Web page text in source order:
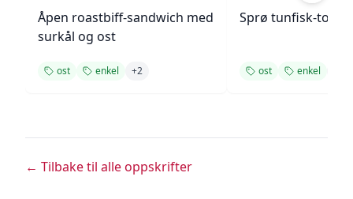
Åpen roastbiff-sandwich med
surkål og ost
ost enkel +2
Sprø tunfisk-
ost enkel
← Tilbake til alle oppskrifter